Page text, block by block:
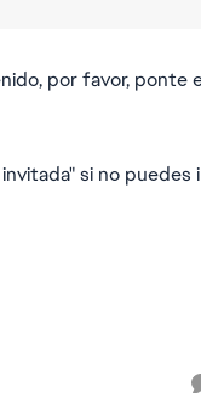
por favor, ponte
si no puedes